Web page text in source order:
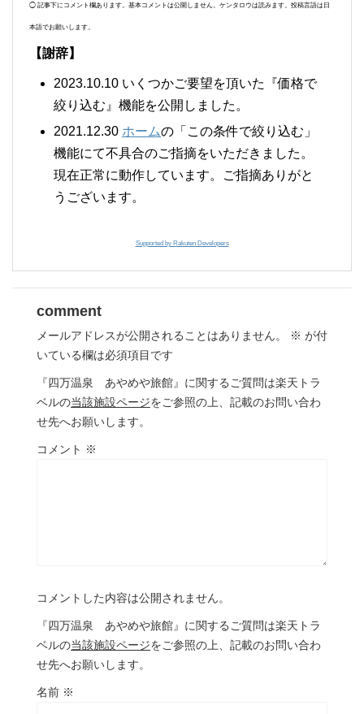
◯ 記事下にコメント欄あります。基本コメントは公開しません。ケンタロウは読みます。投稿言語は日
本語でお願いします。
【謝辞】
2023.10.10 いくつかご要望を頂いた『価格で
絞り込む』機能を公開しました。
2021.12.30 ホームの「この条件で絞り込む」
機能にて不具合のご指摘をいただきました。
現在正常に動作しています。ご指摘ありがと
うございます。
Supported by Rakuten Developers
comment
メールアドレスが公開されることはありません。 ※ が付
いている欄は必須項目です
『四万温泉 あやめや旅館』に関するご質問は楽天トラ
ベルの当該施設ページをご参照の上、記載のお問い合わ
せ先へお願いします。
コメント ※
コメントした内容は公開されません。
『四万温泉 あやめや旅館』に関するご質問は楽天トラ
ベルの当該施設ページをご参照の上、記載のお問い合わ
せ先へお願いします。
名前 ※